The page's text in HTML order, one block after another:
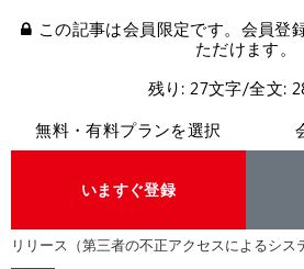
この記事は会員限定です。会員登
ただけます。
残り: 27文字/全文:
無料・有料プランを選択
いますぐ登録
リリース（第三者の不正アクセスによるシス